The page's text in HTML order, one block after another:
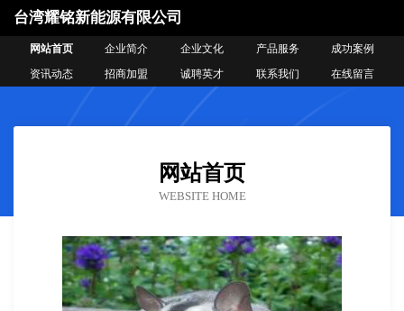
台湾耀铭新能源有限公司
网站首页 企业简介 企业文化 产品服务
成功案例
资讯动态
招商加盟 诚聘英才 联系我们 在线留言
网站首页
WEBSITE HOME